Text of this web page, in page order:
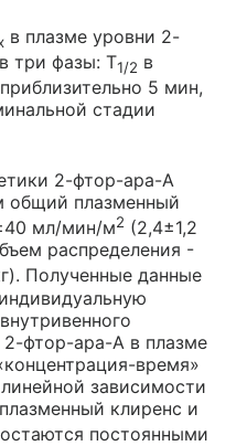
в плазме уровни 2-
три фазы: T1/2 в
5 мин,
стадии
2-фтор-ара-А
общий плазменный
мл/мин/м2 (2,4±1,2
распределения -
Полученные данные
2-фтор-ара-А в плазме
время»
зависимости
клиренс и
постоянными